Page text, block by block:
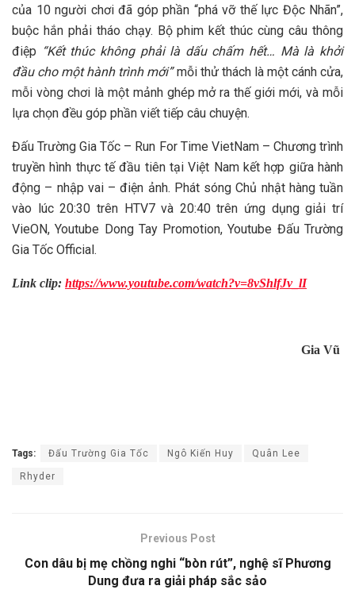
của 10 người chơi đã góp phần “phá vỡ thế lực Độc Nhãn”,
buộc hắn phải tháo chạy. Bộ phim kết thúc cùng câu thông
điệp “Kết thúc không phải là dấu chấm hết… Mà là khởi
đầu cho một hành trình mới”mỗi thử thách là một cánh cửa,
mỗi vòng chơi là một mảnh ghép mở ra thế giới mới, và mỗi
lựa chọn đều góp phần viết tiếp câu chuyện.
Đấu Trường Gia Tốc – Run For Time VietNam – Chương trình
truyền hình thực tế đầu tiên tại Việt Nam kết hợp giữa hành
động – nhập vai – điện ảnh. Phát sóng Chủ nhật hàng tuần
vào lúc 20:30 trên HTV7 và 20:40 trên ứng dụng giải trí
VieON, Youtube Dong Tay Promotion, Youtube Đấu Trường
Gia Tốc Official.
Link clip: https://www.youtube.com/watch?v=8vShlfJv_lI
Gia Vũ
Tags: Đấu Trường Gia Tốc Ngô Kiến Huy Quân Lee
Rhyder
Previous Post
Con dâu bị mẹ chồng nghi “bòn rút”, nghệ sĩ Phương
Dung đưa ra giải pháp sắc sảo